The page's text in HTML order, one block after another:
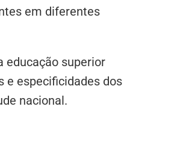
em diferentes
educação superior
e especificidades dos
nacional.